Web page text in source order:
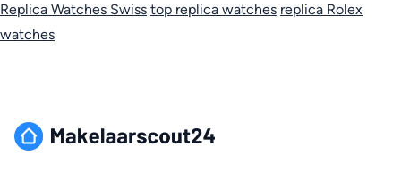
Replica Watches Swiss top replica watches replica Rolex
watches